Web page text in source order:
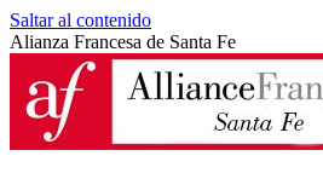
Saltar al contenido
Alianza Francesa de Santa Fe